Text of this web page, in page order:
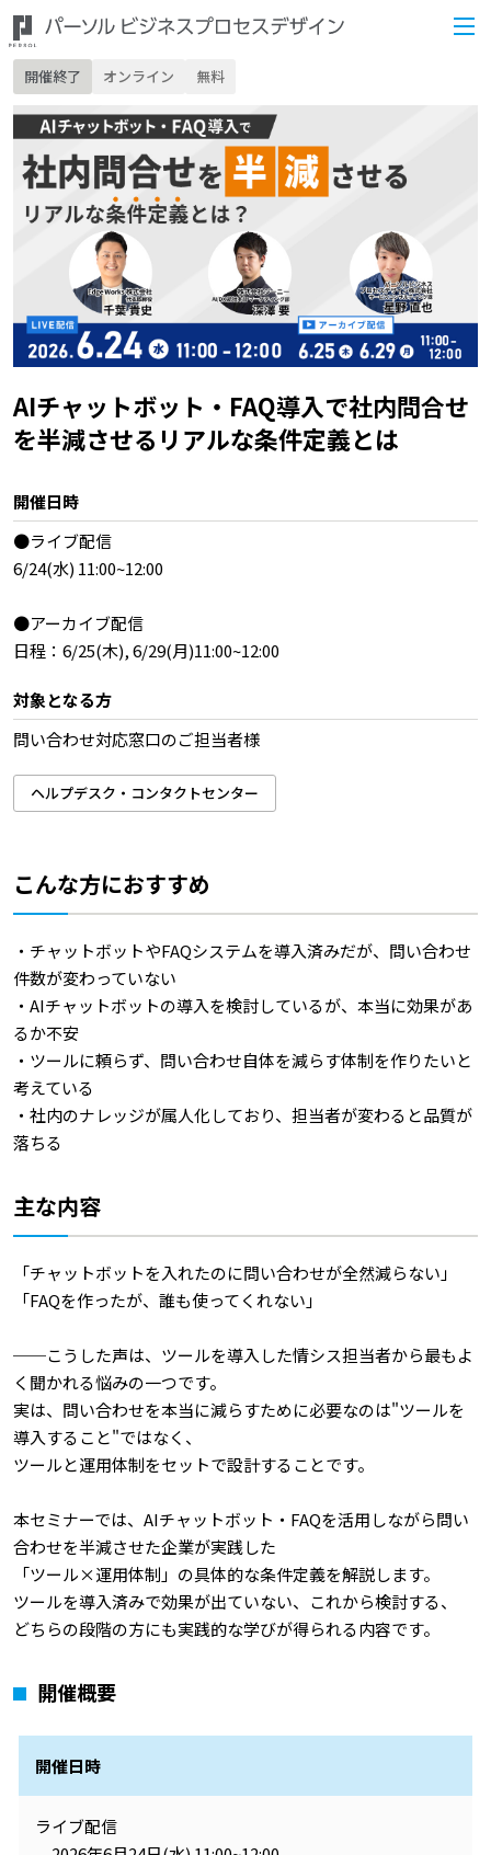
開催終了 オンライン 無料
AIチャットボット・FAQ導入で社内問合せ
を半減させるリアルな条件定義とは
開催日時
●ライブ配信
6/24(水) 11:00~12:00
●アーカイブ配信
日程：6/25(木), 6/29(月)11:00~12:00
対象となる方
問い合わせ対応窓口のご担当者様
ヘルプデスク・コンタクトセンター
こんな方におすすめ
・チャットボットやFAQシステムを導入済みだが、問い合わせ
件数が変わっていない
・AIチャットボットの導入を検討しているが、本当に効果があ
るか不安
・ツールに頼らず、問い合わせ自体を減らす体制を作りたいと
考えている
・社内のナレッジが属人化しており、担当者が変わると品質が
落ちる
主な内容
「チャットボットを入れたのに問い合わせが全然減らない」
「FAQを作ったが、誰も使ってくれない」
──こうした声は、ツールを導入した情シス担当者から最もよ
く聞かれる悩みの一つです。
実は、問い合わせを本当に減らすために必要なのは"ツールを
導入すること"ではなく、
ツールと運用体制をセットで設計することです。
本セミナーでは、AIチャットボット・FAQを活用しながら問い
合わせを半減させた企業が実践した
「ツール×運用体制」の具体的な条件定義を解説します。
ツールを導入済みで効果が出ていない、これから検討する、
どちらの段階の方にも実践的な学びが得られる内容です。
開催概要
開催日時
ライブ配信